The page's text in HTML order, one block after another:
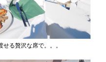
る贅沢な席で。。。